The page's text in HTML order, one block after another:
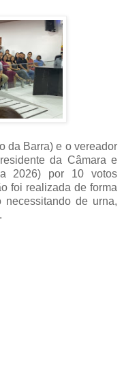
da Barra) e o vereador
da Câmara e
2026) por 10 votos
foi realizada de forma
de urna,